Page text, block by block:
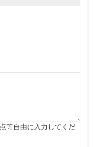
等自由に入力してくだ